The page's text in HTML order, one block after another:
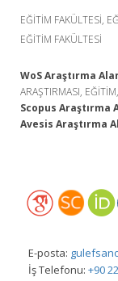
EĞİTİM FAKÜLTESİ,
EĞİTİM FAKÜLTESİ
WoS Araştırma
ARAŞTIRMASI,
Scopus Araştırma
Avesis Araştırma
E-posta:
İş Telefonu: +90